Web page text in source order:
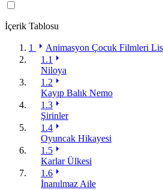
İçerik Tablosu
1
Animasyon Çocuk Filmleri
1.1
Niloya
1.2
Kayıp Balık Nemo
1.3
Şirinler
1.4
Oyuncak Hikayesi
1.5
Karlar Ülkesi
1.6
İnanılmaz Aile